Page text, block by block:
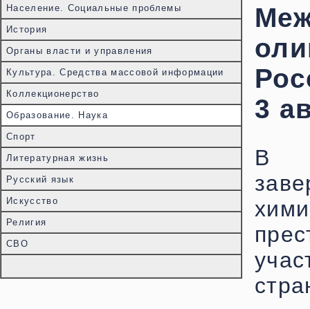
Население. Социальные проблемы
История
Органы власти и управления
Культура. Средства массовой информации
Коллекционерство
Образование. Наука
Спорт
Литературная жизнь
Русский язык
Искусство
Религия
СВО
3
В